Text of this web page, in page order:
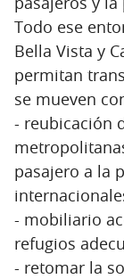
Todo ese
Bella Vista y
permitan
se mueven
- reubicación
pasajero a la
- mobiliario
refugios
- retomar la